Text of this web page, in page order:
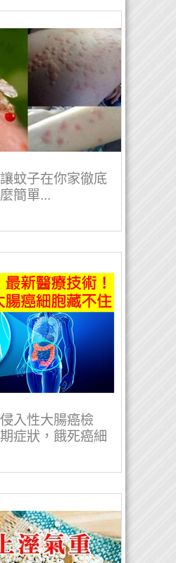
蚊子在你家徹底
簡單...
入性大腸癌檢
症狀，餓死癌細